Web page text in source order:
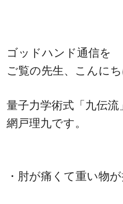
ゴッドハンド通信を
ご覧の先生、こんにち
量子力学術式「九伝流
網戸理九です。
・肘が痛くて重い物